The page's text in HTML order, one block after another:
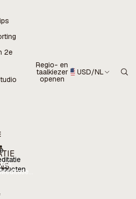
2e
Alle
Meditatie
Regio- en
taalkiezer
openen
USD/NL